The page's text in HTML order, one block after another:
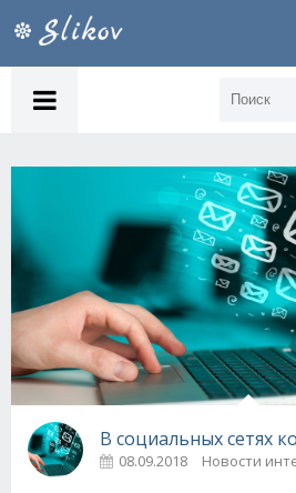
В социальных сетях
08.09.2018 Новости